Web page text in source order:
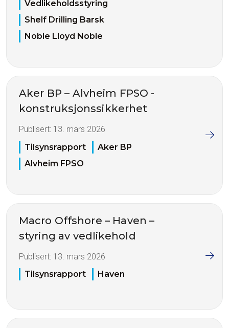
Vedlikeholdsstyring
Shelf Drilling Barsk
Noble Lloyd Noble
Aker BP – Alvheim FPSO -
konstruksjonssikkerhet
Publisert: 13. mars 2026
Tilsynsrapport
Aker BP
Alvheim FPSO
Macro Offshore – Haven –
styring av vedlikehold
Publisert: 13. mars 2026
Tilsynsrapport
Haven